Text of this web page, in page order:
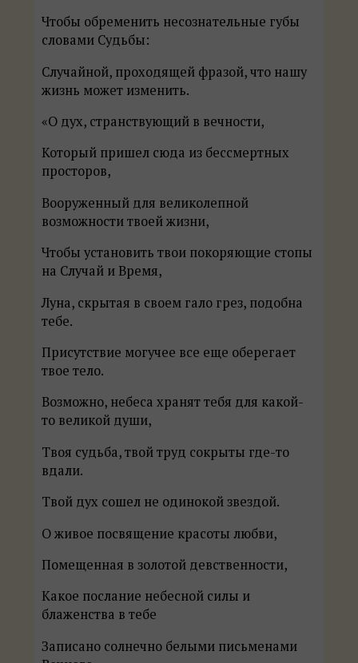
Чтобы обременить несознательные губы
словами Судьбы:
Случайной, проходящей фразой, что нашу
жизнь может изменить.
«О дух, странствующий в вечности,
Который пришел сюда из бессмертных
просторов,
Вооруженный для великолепной
возможности твоей жизни,
Чтобы установить твои покоряющие стопы
на Случай и Время,
Луна, скрытая в своем гало грез, подобна
тебе.
Присутствие могучее все еще оберегает
твое тело.
Возможно, небеса хранят тебя для какой-
то великой души,
Твоя судьба, твой труд сокрыты где-то
вдали.
Твой дух сошел не одинокой звездой.
О живое посвящение красоты любви,
Помещенная в золотой девственности,
Какое послание небесной силы и
блаженства в тебе
Записано солнечно белыми письменами